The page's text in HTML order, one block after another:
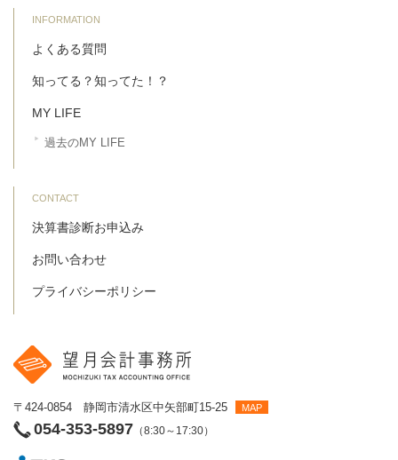
INFORMATION
よくある質問
知ってる？知ってた！？
MY LIFE
過去のMY LIFE
CONTACT
決算書診断お申込み
お問い合わせ
プライバシーポリシー
〒424-0854 静岡市清水区中矢部町15-25 MAP
054-353-5897 （8:30～17:30）